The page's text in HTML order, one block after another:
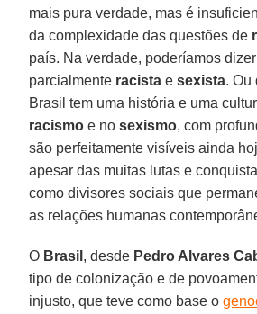
mais pura verdade, mas é
da complexidade das questões de
país. Na verdade, poderíamos
parcialmente racista esexista. Ou
Brasil tem uma história e uma
racismo e nosexismo, com
são perfeitamente visíveis ainda
apesar das muitas lutas e
como divisores sociais que
as relações humanas
O Brasil , desde Pedro Alvares
tipo de colonização e de
injusto, que teve como base o